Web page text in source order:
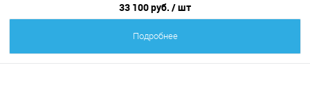
33 100 руб. / шт
Подробнее